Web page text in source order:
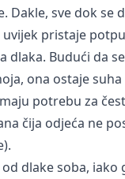
Dakle, sve dok se
pristaje
dlaka. Budući da
ona ostaje
potrebu za
čija odjeća ne
dlake soba, iako